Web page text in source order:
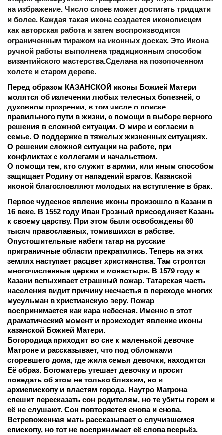
на избражение. Число слоев может достигать тридцати
и более. Каждая такая икона создается иконописцем
как авторская работа и затем воспроизводится
ограниченным тиражом на иконных досках. Это Икона
ручной работы выполнена традиционным способом
византийского мастерства.Сделана на позолоченном
холсте и старом дереве.
Перед образом КАЗАНСКОЙ иконы Божией Матери
молятся об излечении любых телесных болезней, о
духовном прозрении, в том числе о поиске
правильного пути в жизни, о помощи в выборе верного
решения в сложной ситуации. О мире и согласии в
семье. О поддержке в тяжелых жизненных ситуациях.
О решении сложной ситуации на работе, при
конфликтах с коллегами и начальством.
О помощи тем, кто служит в армии, или иным способом
защищает Родину от нападений врагов. Казанской
иконой благословляют молодых на вступление в брак.
Первое чудесное явление иконы произошло в Казани в
16 веке. В 1552 году Иван Грозный присоединяет Казань
к своему царству. При этом были освобождены 60
тысяч православных, томившихся в рабстве.
Опустошительные набеги татар на русские
приграничные области прекратились. Теперь на этих
землях наступает расцвет христианства. Там строятся
многочисленные церкви и монастыри. В 1579 году в
Казани вспыхивает страшный пожар. Татарская часть
населения видит причину несчастья в переходе многих
мусульман в христианскую веру. Пожар
воспринимается как кара небесная. Именно в этот
драматический момент и происходит явление иконы
казанской Божией Матери.
Богородица приходит во сне к маленькой девочке
Матроне и рассказывает, что под обломками
сгоревшего дома, где жила семья девочки, находится
Её образ. Богоматерь утешает девочку и просит
поведать об этом не только близким, но и
архиепископу и властям города. Наутро Матрона
спешит пересказать сон родителям, но те убиты горем и
её не слушают. Сон повторяется снова и снова.
Встревоженная мать рассказывает о случившемся
епископу, но тот не воспринимает её слова всерьёз.